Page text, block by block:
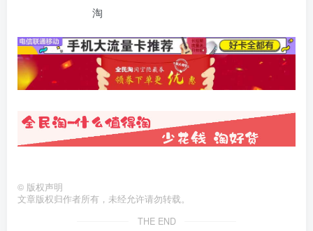
© 版权声明
文章版权归作者所有，未经允许请勿转载。
THE END